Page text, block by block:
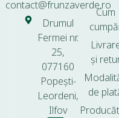
contact@frunzaverde.ro
Drumul
Fermei nr.
25,
077160
Popești-
Leordeni,
Ilfov
Cum
și
de